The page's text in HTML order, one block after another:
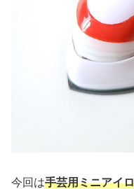
今回は手芸用ミニアイ